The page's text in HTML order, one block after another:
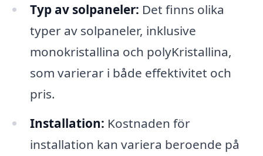
Typ av solpaneler: Det finns olika
typer av solpaneler, inklusive
monokristallina och polyKristallina,
som varierar i både effektivitet och
pris.
Installation: Kostnaden för
installation kan variera beroende på